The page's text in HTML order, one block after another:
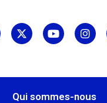
Qui sommes-nous